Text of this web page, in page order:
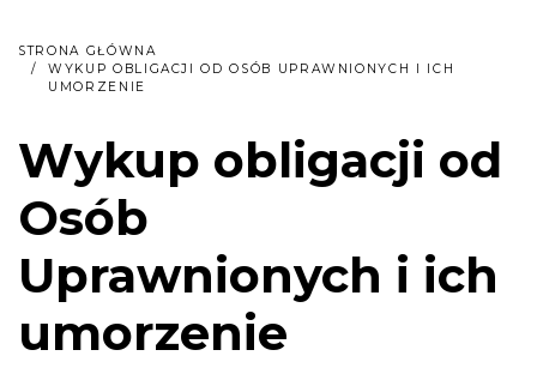
STRONA GŁÓWNA
WYKUP OBLIGACJI OD OSÓB UPRAWNIONYCH I ICH
UMORZENIE
Wykup obligacji od
Osób
Uprawnionych i ich
umorzenie